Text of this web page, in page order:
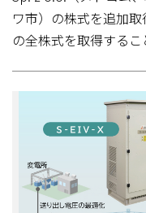
ワ市）の株式を追加
の全株式を取得するこ